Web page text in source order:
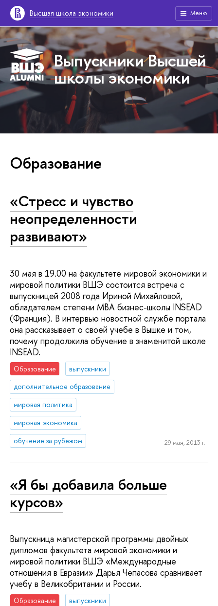
Высшая школа экономики Меню
Выпускники Высшей
школы экономики
Образование
«Стресс и чувство
неопределенности
развивают»
30 мая в 19.00 на факультете мировой экономики и
мировой политики ВШЭ состоится встреча с
выпускницей 2008 года Ириной Михайловой,
обладателем степени MBA бизнес-школы INSEAD
(Франция). В интервью новостной службе портала
она рассказывает о своей учебе в Вышке и том,
почему продолжила обучение в знаменитой школе
INSEAD.
Образование
выпускники
дополнительное образование
мировая политика
мировая экономика
обучение за рубежом
29 мая, 2013 г.
«Я бы добавила больше
курсов»
Выпускница магистерской программы двойных
дипломов факультета мировой экономики и
мировой политики ВШЭ «Международные
отношения в Евразии» Дарья Чепасова сравнивает
учебу в Великобритании и России.
Образование
выпускники